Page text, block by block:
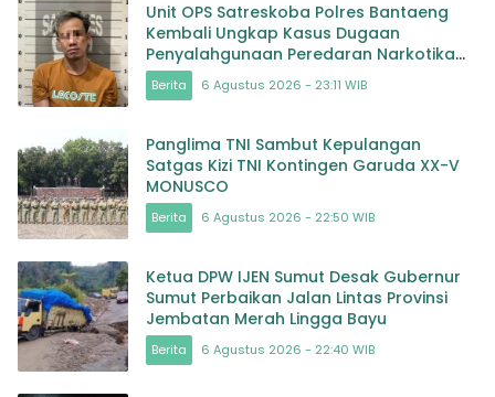
Unit OPS Satreskoba Polres Bantaeng
Kembali Ungkap Kasus Dugaan
Penyalahgunaan Peredaran Narkotika
Jenis Sabu
Berita 6 Agustus 2026 - 23:11 WIB
Panglima TNI Sambut Kepulangan
Satgas Kizi TNI Kontingen Garuda XX-V
MONUSCO
Berita 6 Agustus 2026 - 22:50 WIB
Ketua DPW IJEN Sumut Desak Gubernur
Sumut Perbaikan Jalan Lintas Provinsi
Jembatan Merah Lingga Bayu
Berita 6 Agustus 2026 - 22:40 WIB